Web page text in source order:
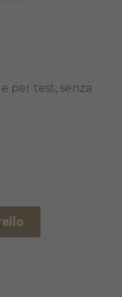
per test, senza